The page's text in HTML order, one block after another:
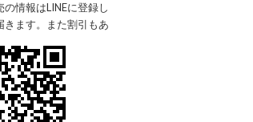
情報はLINEに登録し
きます。また割引もあ